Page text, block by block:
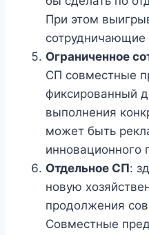
При этом
сотрудничающие
Ограниченное
СП совместные
фиксированный
выполнения
может быть
инновационного
Отдельное СП:
новую
продолжения
Совместные